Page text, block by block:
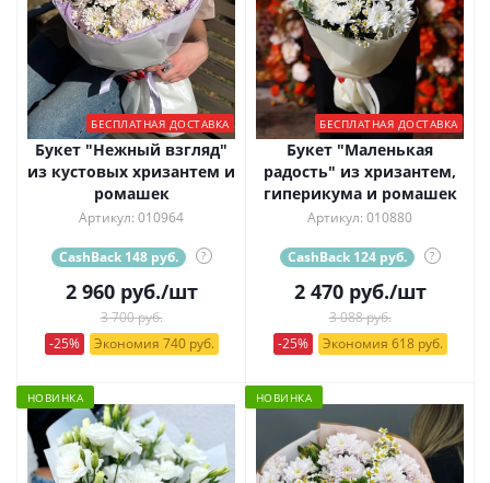
БЕСПЛАТНАЯ ДОСТАВКА
Букет "Нежный взгляд"
из кустовых хризантем и
ромашек
Артикул: 010964
CashBack 148 руб. ?
2 960руб./шт
3 700 руб.
-25%
Экономия 740 руб.
БЕСПЛАТНАЯ ДОСТАВКА
Букет "Маленькая
радость" из хризантем,
гиперикума и ромашек
Артикул: 010880
CashBack 124 руб. ?
2 470руб./шт
3 088 руб.
-25%
Экономия 618 руб.
НОВИНКА НОВИНКА